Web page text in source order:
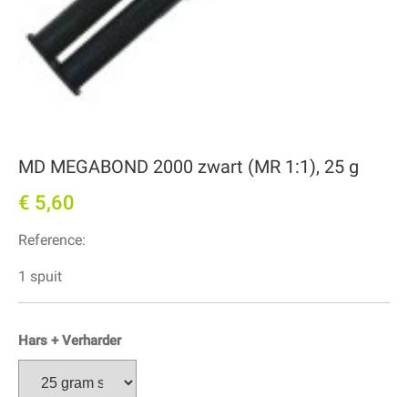
MD MEGABOND 2000 zwart (MR 1:1), 25 g
€ 5,60
Reference:
1 spuit
Hars + Verharder